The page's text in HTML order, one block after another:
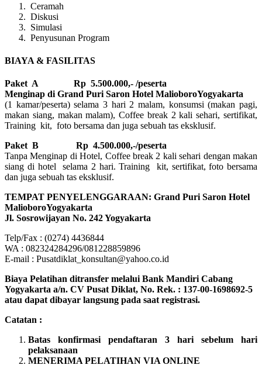
Ceramah
Diskusi
Simulasi
Penyusunan Program
BIAYA & FASILITAS
Paket A Rp 5.500.000,- /peserta
Menginap di Grand Puri Saron Hotel MalioboroYogyakarta
(1 kamar/peserta) selama 3 hari 2 malam, konsumsi (makan pagi,
makan siang, makan malam), Coffee break 2 kali sehari, sertifikat,
Training kit, foto bersama dan juga sebuah tas eksklusif.
Paket B
Rp 4.500.000,-/peserta
Tanpa Menginap di Hotel, Coffee break 2 kali sehari dengan makan
siang di hotel selama 2 hari. Training kit, sertifikat, foto bersama
dan juga sebuah tas eksklusif.
TEMPAT PENYELENGGARAAN: Grand Puri Saron Hotel
MalioboroYogyakarta
Jl. Sosrowijayan No. 242 Yogyakarta
Telp/Fax : (0274) 4436844
WA : 082324284296/081228859896
E-mail : Pusatdiklat_konsultan@yahoo.co.id
Biaya Pelatihan ditransfer melalui Bank Mandiri Cabang
Yogyakarta a/n. CV Pusat Diklat, No. Rek. : 137-00-1698692-5
atau dapat dibayar langsung pada saat registrasi.
Catatan :
Batas konfirmasi pendaftaran 3 hari sebelum hari
pelaksanaan
MENERIMA PELATIHAN VIA ONLINE